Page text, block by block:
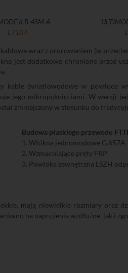
ILB-4SM-A
L7104
wraz z orurowaniem (w
jest dodatkowo chronione przed
światłowodowe w powłoce
jego mikropęknięciami. W wersji
zmniejszony w stosunku do
Budowa płaskiego przewodu
1. Włókna jednomodowe G.657A
2. Wzmacniające pręty FRP
3. Powłoka zewnętrzna LSZH
mają niewielkie rozmiary oraz
na naprężenia wzdłużne, jak i